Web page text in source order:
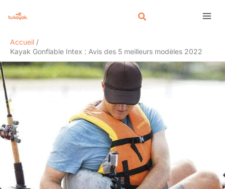
Accueil
Kayak Gonflable Intex : Avis des 5 meilleurs modèles 2022